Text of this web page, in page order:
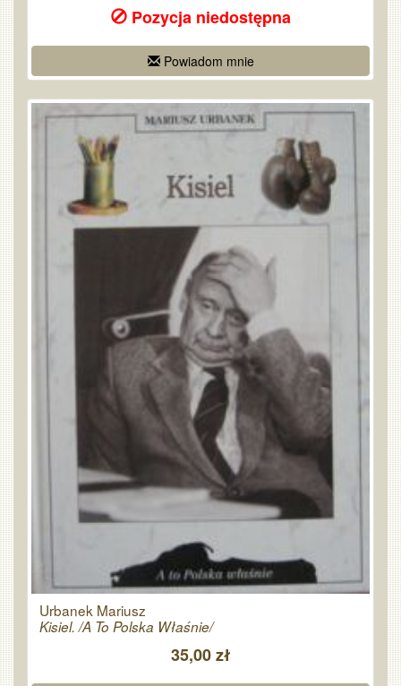
Pozycja niedostępna
Powiadom mnie
Urbanek Mariusz
Kisiel. /A To Polska Właśnie/
35,00 zł